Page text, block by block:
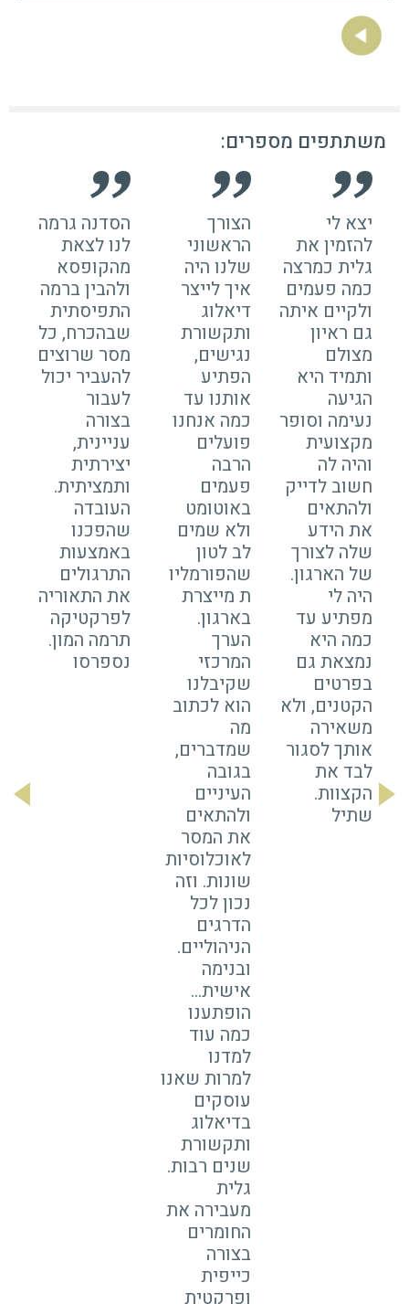
משתתפים מספרים:
יצא לי
להזמין את
גלית כמרצה
כמה פעמים
ולקיים איתה
גם ראיון
מצולם
ותמיד היא
הגיעה
נעימה וסופר
מקצועית
והיה לה
חשוב לדייק
ולהתאים
את הידע
שלה לצורך
של הארגון.
היה לי
מפתיע עד
כמה היא
נמצאת גם
בפרטים
הקטנים, ולא
משאירה
אותך לסגור
לבד את
הקצוות.
שתיל
הצורך
הראשוני
שלנו היה
איך לייצר
דיאלוג
ותקשורת
נגישים,
הפתיע
אותנו עד
כמה אנחנו
פועלים
הרבה
פעמים
באוטומט
ולא שמים
לב לטון
שהפורמליו
ת מייצרת
בארגון.
הערך
המרכזי
שקיבלנו
הוא לכתוב
מה
שמדברים,
בגובה
העיניים
ולהתאים
את המסר
לאוכלוסיות
שונות. וזה
נכון לכל
הדרגים
הניהוליים.
ובנימה
אישית...
הופתענו
כמה עוד
למדנו
למרות שאנו
עוסקים
בדיאלוג
ותקשורת
שנים רבות.
גלית
מעבירה את
החומרים
בצורה
כייפית
ופרקטית
הסדנה גרמה
לנו לצאת
מהקופסא
ולהבין ברמה
התפיסתית
שבהכרח, כל
מסר שרוצים
להעביר יכול
לעבור
בצורה
עניינית,
יצירתית
ותמציתית.
העובדה
שהפכנו
באמצעות
התרגולים
את התאוריה
לפרקטיקה
תרמה המון.
נספרסו